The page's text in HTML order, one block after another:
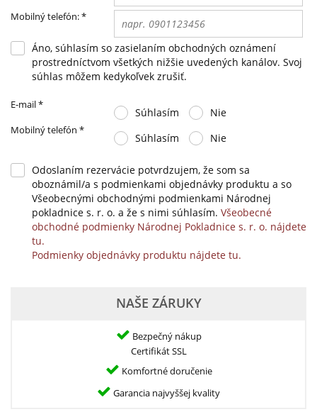
Mobilný telefón:*
Áno, súhlasím so zasielaním obchodných oznámení
prostredníctvom všetkých nižšie uvedených kanálov. Svoj
súhlas môžem kedykoľvek zrušiť.
E-mail*
Súhlasím Nie
Mobilný telefón *
Súhlasím Nie
Odoslaním rezervácie potvrdzujem, že som sa
oboznámil/a s podmienkami objednávky produktu a so
Všeobecnými obchodnými podmienkami Národnej
pokladnice s. r. o. a že s nimi súhlasím. Všeobecné
obchodné podmienky Národnej Pokladnice s. r. o. nájdete
tu.
Podmienky objednávky produktu nájdete tu.
NAŠE ZÁRUKY
Bezpečný nákup
Certifikát SSL
Komfortné doručenie
Garancia najvyššej kvality